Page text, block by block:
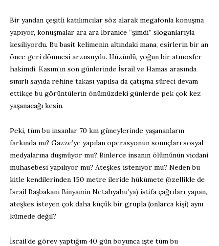
Bir yandan çeşitli katılımcılar söz alarak megafonla konuşma
yapıyor, konuşmalar ara ara İbranice “şimdi” sloganlarıyla
kesiliyordu. Bu basit kelimenin altındaki mana, esirlerin bir an
önce geri dönmesi arzusuydu. Hüzünlü, yoğun bir atmosfer
hakimdi. Kasım’ın son günlerinde İsrail ve Hamas arasında
sınırlı sayıda rehine takası yapılsa da çatışma süreci devam
ettikçe bu görüntülerin önümüzdeki günlerde pek çok kez
yaşanacağı kesin.
Peki, tüm bu insanlar 70 km güneylerinde yaşananların
farkında mı? Gazze’ye yapılan operasyonun sonuçları sosyal
medyalarına düşmüyor mu? Binlerce insanın ölümünün vicdani
muhasebesi yapılıyor mu? Ateşkes isteniyor mu? Neden bu
kitle kendilerinden 150 metre ileride hükümete (özellikle de
İsrail Başbakanı Binyamin Netahyahu’ya) istifa çağrıları yapan,
ateşkes isteyen çok daha küçük bir grupla (onlarca kişi) aynı
kümede değil?
İsrail’de görev yaptığım 40 gün boyunca işte tüm bu